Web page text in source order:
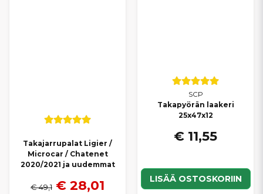
Takajarrupalat Ligier /
Microcar / Chatenet
2020/2021 ja uudemmat
€ 49,1 € 28,01
SCP
Takapyörän laakeri
25x47x12
€ 11,55
LISÄÄ OSTOSKORIIN